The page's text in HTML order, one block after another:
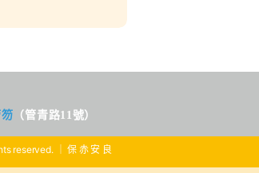
（管青路11號）
reserved. ｜ 保 赤 安 良